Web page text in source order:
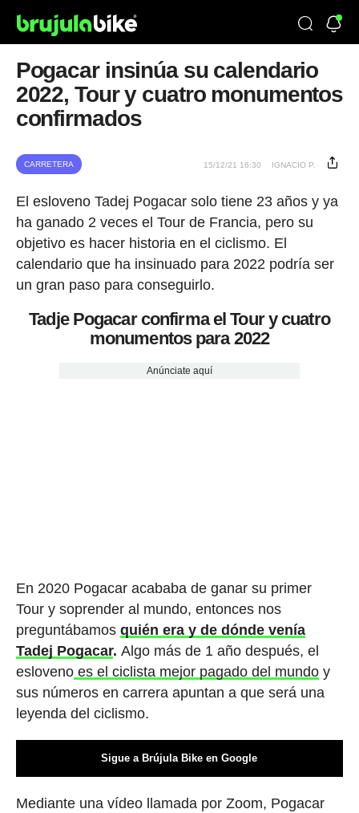
Pogacar insinúa su calendario
2022, Tour y cuatro monumentos
confirmados
CARRETERA 15/12/21 16:30 IGNACIO P.
El esloveno Tadej Pogacar solo tiene 23 años y ya
ha ganado 2 veces el Tour de Francia, pero su
objetivo es hacer historia en el ciclismo. El
calendario que ha insinuado para 2022 podría ser
un gran paso para conseguirlo.
Tadje Pogacar confirma el Tour y cuatro
monumentos para 2022
Anúnciate aquí
En 2020 Pogacar acababa de ganar su primer
Tour y soprender al mundo, entonces nos
preguntábamos quién era y de dónde venía
Tadej Pogacar. Algo más de 1 año después, el
eslovenoes el ciclista mejor pagado del mundoy
sus números en carrera apuntan a que será una
leyenda del ciclismo.
Sigue a Brújula Bike en Google
Mediante una vídeo llamada por Zoom, Pogacar